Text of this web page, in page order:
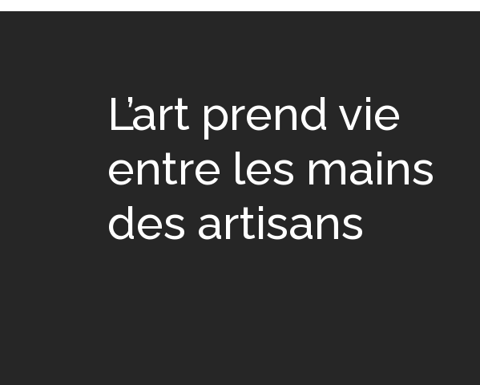
L’art prend vie
entre les mains
des artisans